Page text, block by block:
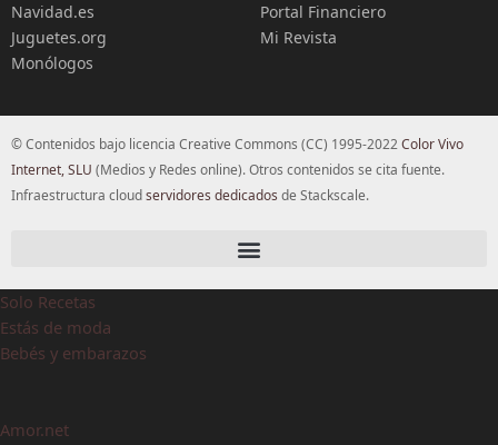
Navidad.es
Juguetes.org
Monólogos
Portal Financiero
Mi Revista
© Contenidos bajo licencia Creative Commons (CC) 1995-2022Color Vivo
Internet, SLU (Medios y Redes online). Otros contenidos se cita fuente.
Infraestructura cloudservidores dedicados de Stackscale.
Solo Recetas
Estás de moda
Bebés y embarazos
Amor.net